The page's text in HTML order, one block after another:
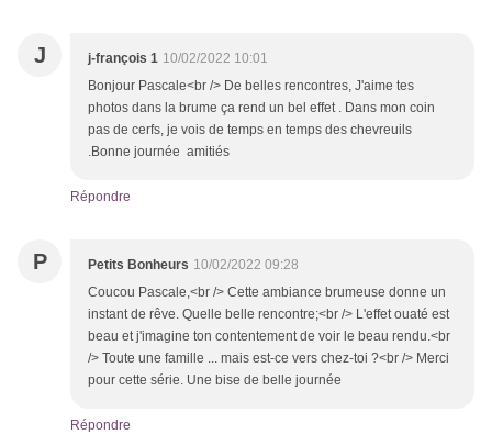
J j-françois 1 10/02/2022 10:01
Bonjour Pascale<br /> De belles rencontres, J'aime tes
photos dans la brume ça rend un bel effet . Dans mon coin
pas de cerfs, je vois de temps en temps des chevreuils
.Bonne journée amitiés
Répondre
P Petits Bonheurs 10/02/2022 09:28
Coucou Pascale,<br /> Cette ambiance brumeuse donne un
instant de rêve. Quelle belle rencontre;<br /> L'effet ouaté est
beau et j'imagine ton contentement de voir le beau rendu.<br
/> Toute une famille ... mais est-ce vers chez-toi ?<br /> Merci
pour cette série. Une bise de belle journée
Répondre